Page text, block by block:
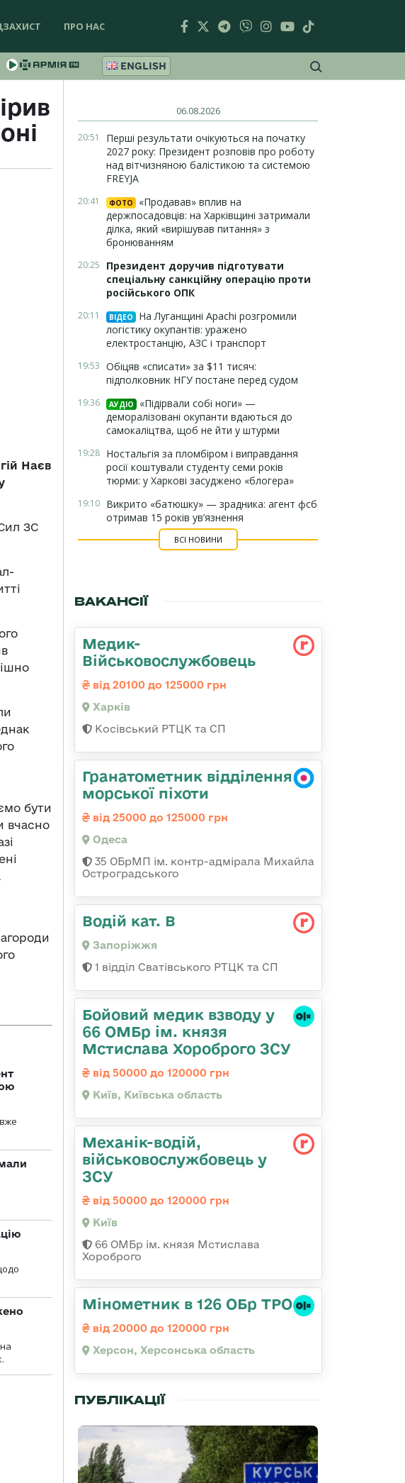
ПРО НАС
ENGLISH
Наєв
ЗС
бути
вчасно
06.08.2026
20:51
Перші результати очікуються на початку
2027 року: Президент розповів про роботу
над вітчизняною балістикою та системою
FREYJA
20:41 ФОТО
«Продавав» вплив на
держпосадовців: на Харківщині затримали
ділка, який «вирішував питання» з
бронюванням
20:25
Президент доручив підготувати
спеціальну санкційну операцію проти
російського ОПК
20:11 ВІДЕО
На Луганщині Apachi розгромили
логістику окупантів: уражено
електростанцію, АЗС і транспорт
19:53 Обіцяв «списати» за $11 тисяч:
підполковник НГУ постане перед судом
19:36 АУДІО
«Підірвали собі ноги» —
деморалізовані окупанти вдаються до
самокаліцтва, щоб не йти у штурми
19:28 Ностальгія за пломбіром і виправдання
росії коштували студенту семи років
тюрми: у Харкові засуджено «блогера»
19:10 Викрито «батюшку» — зрадника: агент фсб
отримав 15 років ув’язнення
ВСІ НОВИНИ
ВАКАНСІЇ
Медик-
Військовослужбовець
від 20100 до 125000 грн
Харків
Косівський РТЦК та СП
Гранатометник відділення
морської піхоти
від 25000 до 125000 грн
Одеса
35 ОБрМП ім. контр-адмірала Михайла
Остроградського
Водій кат. В
Запоріжжя
1 відділ Сватівського РТЦК та СП
Бойовий медик взводу у
66 ОМБр ім. князя
Мстислава Хороброго ЗСУ
від 50000 до 120000 грн
Київ, Київська область
Механік-водій,
військовослужбовець у
ЗСУ
від 50000 до 120000 грн
Київ
66 ОМБр ім. князя Мстислава
Хороброго
Мінометник в 126 ОБр ТРО
від 20000 до 120000 грн
Херсон, Херсонська область
ПУБЛІКАЦІЇ